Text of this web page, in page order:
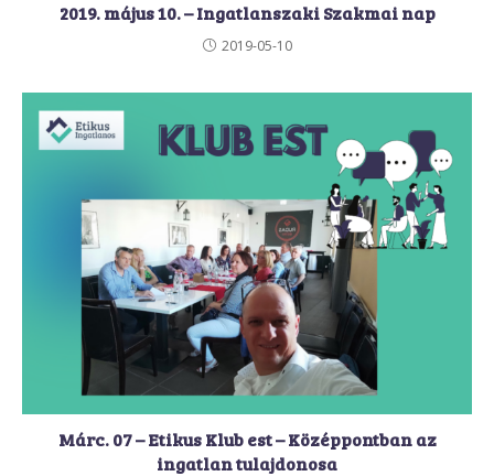
2019. május 10. – Ingatlanszaki Szakmai nap
2019-05-10
Márc. 07 – Etikus Klub est – Középpontban az
ingatlan tulajdonosa